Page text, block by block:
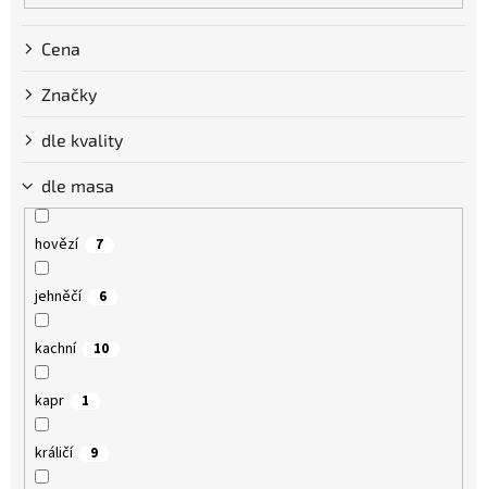
Cena
Značky
dle kvality
dle masa
hovězí 7
jehněčí 6
kachní 10
kapr 1
králičí 9